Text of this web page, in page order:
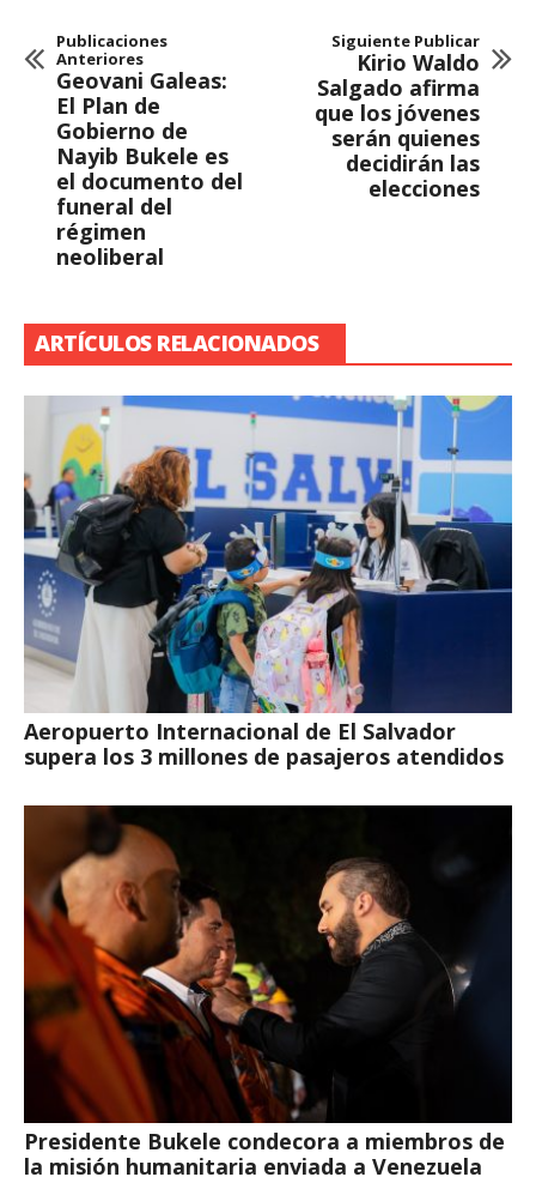
Publicaciones
Anteriores
Geovani Galeas:
El Plan de
Gobierno de
Nayib Bukele es
el documento del
funeral del
régimen
neoliberal
Siguiente Publicar
Kirio Waldo
Salgado afirma
que los jóvenes
serán quienes
decidirán las
elecciones
ARTÍCULOS RELACIONADOS
Aeropuerto Internacional de El Salvador
supera los 3 millones de pasajeros atendidos
Presidente Bukele condecora a miembros de
la misión humanitaria enviada a Venezuela